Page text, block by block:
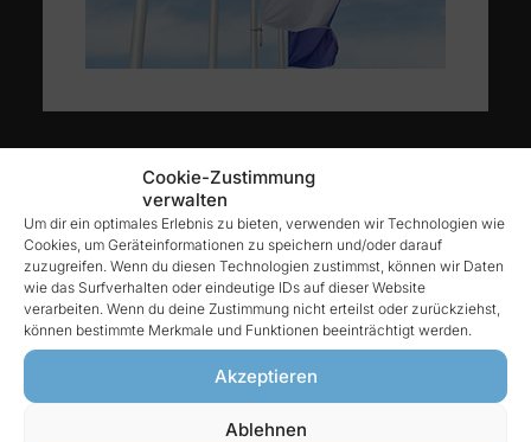
Cookie-Zustimmung
verwalten
Um dir ein optimales Erlebnis zu bieten, verwenden wir Technologien wie
Cookies, um Geräteinformationen zu speichern und/oder darauf
zuzugreifen. Wenn du diesen Technologien zustimmst, können wir Daten
wie das Surfverhalten oder eindeutige IDs auf dieser Website
verarbeiten. Wenn du deine Zustimmung nicht erteilst oder zurückziehst,
können bestimmte Merkmale und Funktionen beeinträchtigt werden.
Akzeptieren
Ablehnen
Reintex GmbH
Anhalter Str. 15
68775 Ketsch
06202-927 68 76